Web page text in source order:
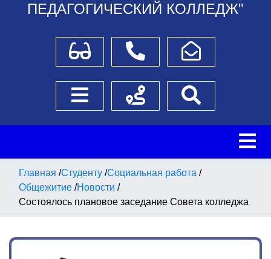
ПЕДАГОГИЧЕСКИЙ КОЛЛЕДЖ"
Для слабовидящихТелефоныНаписать обращение
Боковое менюСхема проезда
Главная /Студенту /Социальная работа /
Общежитие /Новости /
Состоялось плановое заседание Совета колледжа